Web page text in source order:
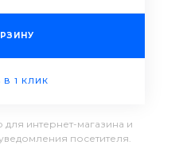
В 1 КЛИК
для интернет-магазина и
посетителя.